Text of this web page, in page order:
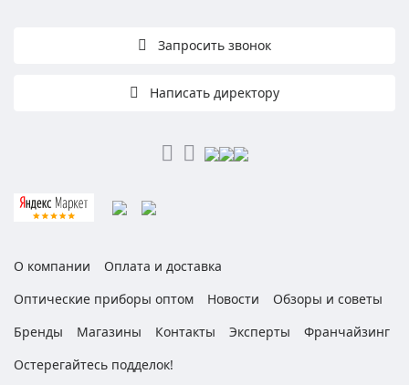
Запросить звонок
Написать директору
О компании
Оплата и доставка
Оптические приборы оптом
Новости
Обзоры и советы
Бренды
Магазины Контакты Эксперты
Франчайзинг
Остерегайтесь подделок!